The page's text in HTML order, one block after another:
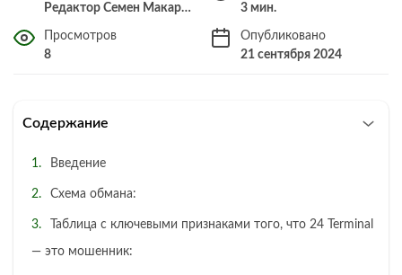
Редактор Семен Макарченко
3 мин.
Просмотров
8
Опубликовано
21 сентября 2024
Содержание
Введение
Схема обмана:
Таблица с ключевыми признаками того, что 24 Terminal
— это мошенник: